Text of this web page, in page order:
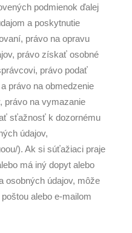
podmienok ďalej
a poskytnutie
právo na opravu
právo získať osobné
právo podať
právo na obmedzenie
právo na vymazanie
sťažnosť k dozornému
údajov,
). Ak si súťažiaci praje
má iný dopyt alebo
osobných údajov, môže
alebo e-mailom